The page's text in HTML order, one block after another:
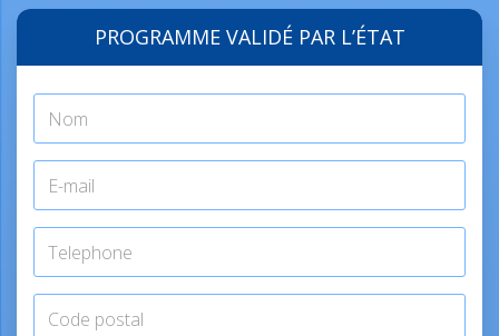
PROGRAMME VALIDÉ PAR L’ÉTAT